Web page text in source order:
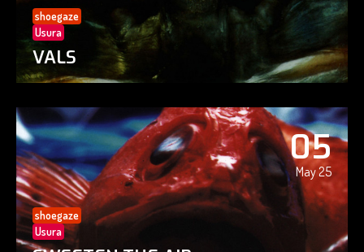
shoegaze
Usura
VALS
05
May 25
shoegaze
Usura